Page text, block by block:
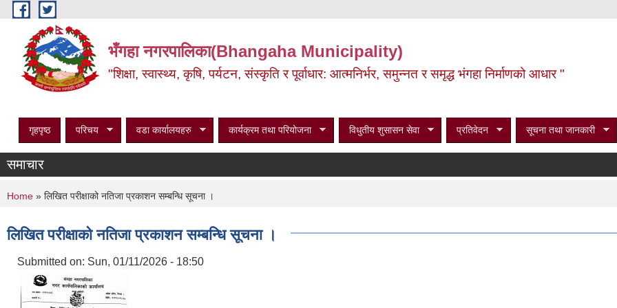
Skip to main content
भँगहा नगरपालिका(Bhangaha Municipality)
"शिक्षा, स्वास्थ्य, कृषि, पर्यटन, संस्कृति र पूर्वाधार: आत्मनिर्भर, समुन्नत र समृद्ध भंगहा निर्माणको आधार "
गृहपृष्ठ परिचय वडा कार्यालयहरु कार्यक्रम तथा परियोजना विधुतीय शुसासन सेवा प्रतिवेदन सूचना तथा जानकारी
समाचार
You are here
Home » लिखित परीक्षाको नतिजा प्रकाशन सम्बन्धि सूचना ।
लिखित परीक्षाको नतिजा प्रकाशन सम्बन्धि सूचना ।
Submitted on: Sun, 01/11/2026 - 18:50